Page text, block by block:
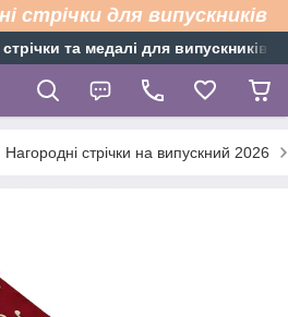
стрічки для випускників
та медалі для випускників
Нагородні стрічки на випускний 2026